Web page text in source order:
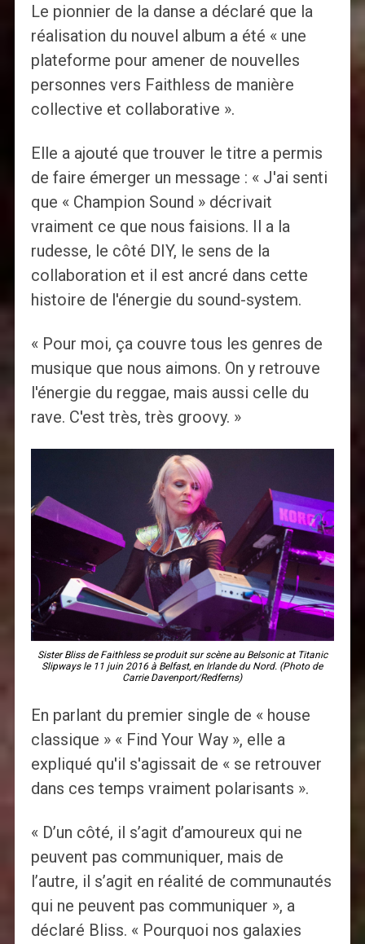
Le pionnier de la danse a déclaré que la
réalisation du nouvel album a été « une
plateforme pour amener de nouvelles
personnes vers Faithless de manière
collective et collaborative ».
Elle a ajouté que trouver le titre a permis
de faire émerger un message : « J'ai senti
que « Champion Sound » décrivait
vraiment ce que nous faisions. Il a la
rudesse, le côté DIY, le sens de la
collaboration et il est ancré dans cette
histoire de l'énergie du sound-system.
« Pour moi, ça couvre tous les genres de
musique que nous aimons. On y retrouve
l'énergie du reggae, mais aussi celle du
rave. C'est très, très groovy. »
Sister Bliss de Faithless se produit sur scène au Belsonic at Titanic
Slipways le 11 juin 2016 à Belfast, en Irlande du Nord. (Photo de
Carrie Davenport/Redferns)
En parlant du premier single de « house
classique » « Find Your Way », elle a
expliqué qu'il s'agissait de « se retrouver
dans ces temps vraiment polarisants ».
« D’un côté, il s’agit d’amoureux qui ne
peuvent pas communiquer, mais de
l’autre, il s’agit en réalité de communautés
qui ne peuvent pas communiquer », a
déclaré Bliss. « Pourquoi nos galaxies